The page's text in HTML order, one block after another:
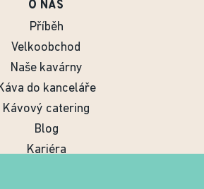
O NÁS
Příběh
Velkoobchod
Naše kavárny
do kanceláře
Kávový catering
Blog
Kariéra